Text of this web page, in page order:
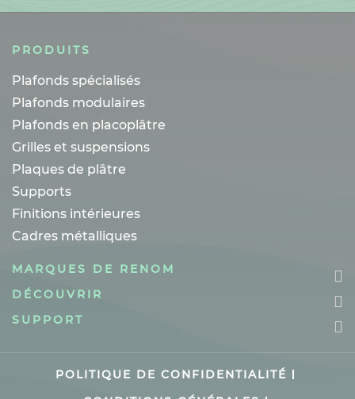
PRODUITS
Plafonds spécialisés
Plafonds modulaires
Plafonds en placoplâtre
Grilles et suspensions
Plaques de plâtre
Supports
Finitions intérieures
Cadres métalliques
MARQUES DE RENOM
DÉCOUVRIR
SUPPORT
POLITIQUE DE CONFIDENTIALITÉ